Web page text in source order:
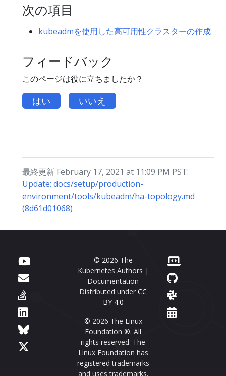
次の項目
kubeadmを使用した高可用性クラスターの作成
フィードバック
このページは役に立ちましたか？
はい いいえ
最終更新 February 17, 2021 at 11:09 PM PST:
Update: docs/setup/production-
environment/tools/kubeadm/ha-topology.md
(8d61d01068)
© 2026 The
Kubernetes Authors |
Documentation
Distributed under CC
BY 4.0
© 2026 The Linux
Foundation ®. All
rights reserved. The
Linux Foundation has
registered trademarks
and uses trademarks.